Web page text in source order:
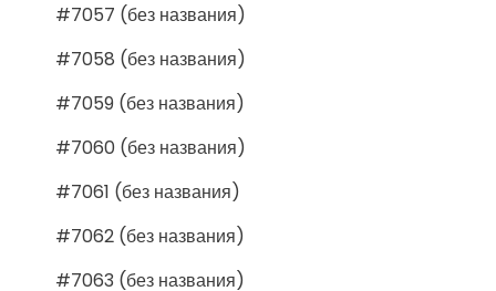
#7057 (без названия)
#7058 (без названия)
#7059 (без названия)
#7060 (без названия)
#7061 (без названия)
#7062 (без названия)
#7063 (без названия)